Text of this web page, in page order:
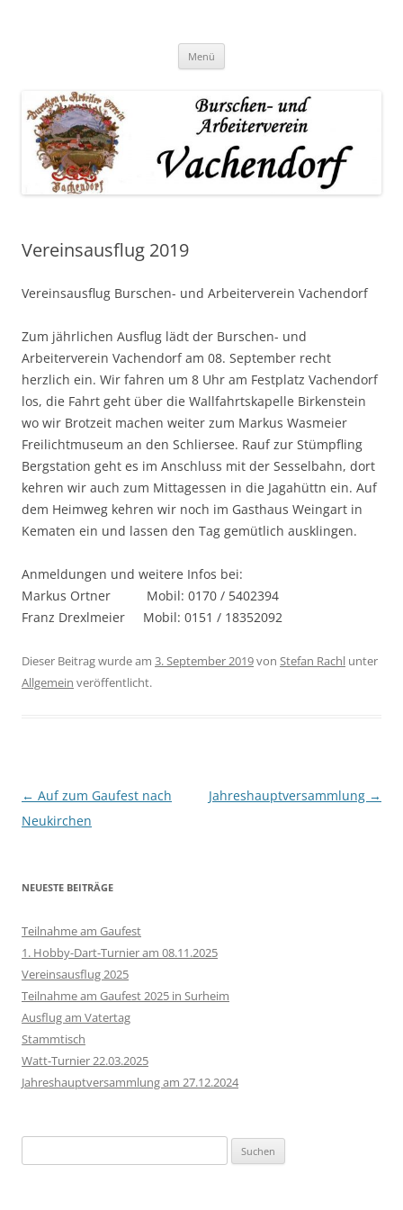
Menü
Vereinsausflug 2019
Vereinsausflug Burschen- und Arbeiterverein Vachendorf
Zum jährlichen Ausflug lädt der Burschen- und
Arbeiterverein Vachendorf am 08. September recht
herzlich ein. Wir fahren um 8 Uhr am Festplatz Vachendorf
los, die Fahrt geht über die Wallfahrtskapelle Birkenstein
wo wir Brotzeit machen weiter zum Markus Wasmeier
Freilichtmuseum an den Schliersee. Rauf zur Stümpfling
Bergstation geht es im Anschluss mit der Sesselbahn, dort
kehren wir auch zum Mittagessen in die Jagahüttn ein. Auf
dem Heimweg kehren wir noch im Gasthaus Weingart in
Kematen ein und lassen den Tag gemütlich ausklingen.
Anmeldungen und weitere Infos bei:
Markus Ortner Mobil: 0170 / 5402394
Franz Drexlmeier Mobil: 0151 / 18352092
Dieser Beitrag wurde am 3. September 2019von Stefan Rachl unter
Allgemein veröffentlicht.
Beitragsnavigation
← Auf zum Gaufest nach
Neukirchen
Jahreshauptversammlung →
NEUESTE BEITRÄGE
Teilnahme am Gaufest
1. Hobby-Dart-Turnier am 08.11.2025
Vereinsausflug 2025
Teilnahme am Gaufest 2025 in Surheim
Ausflug am Vatertag
Stammtisch
Watt-Turnier 22.03.2025
Jahreshauptversammlung am 27.12.2024
nach: